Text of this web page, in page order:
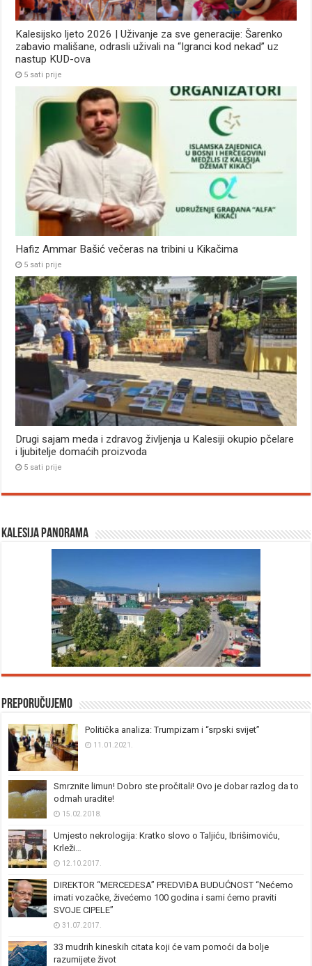
Kalesijsko ljeto 2026 | Uživanje za sve generacije: Šarenko
zabavio mališane, odrasli uživali na “Igranci kod nekad” uz
nastup KUD-ova
5 sati prije
Hafiz Ammar Bašić večeras na tribini u Kikačima
5 sati prije
Drugi sajam meda i zdravog življenja u Kalesiji okupio pčelare
i ljubitelje domaćih proizvoda
5 sati prije
Kalesija panorama
Preporučujemo
Politička analiza: Trumpizam i “srpski svijet”
11.01.2021.
Smrznite limun! Dobro ste pročitali! Ovo je dobar razlog da to
odmah uradite!
15.02.2018.
Umjesto nekrologija: Kratko slovo o Taljiću, Ibrišimoviću,
Krleži…
12.10.2017.
DIREKTOR “MERCEDESA” PREDVIĐA BUDUĆNOST “Nećemo
imati vozačke, živećemo 100 godina i sami ćemo praviti
SVOJE CIPELE”
31.07.2017.
33 mudrih kineskih citata koji će vam pomoći da bolje
razumijete život